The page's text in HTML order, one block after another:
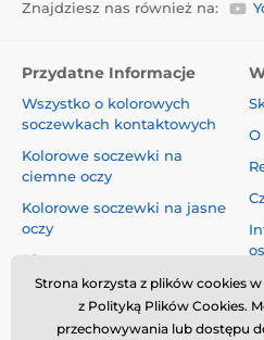
Znajdziesz nas również na:
Przydatne Informacje
Wszystko o kolorowych
soczewkach kontaktowych
Kolorowe soczewki na
ciemne oczy
Kolorowe soczewki na jasne
oczy
Blog
O
Strona korzysta z plików cookies w
z Polityką Plików Cookies.
przechowywania lub dostępu